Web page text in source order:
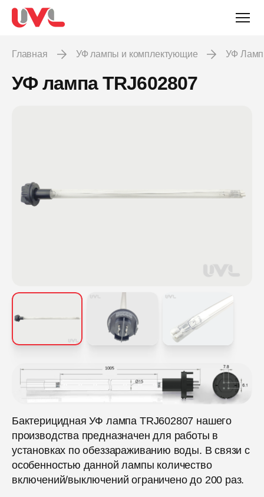
Главная УФ лампы и комплектующие УФ
УФ лампа TRJ602807
Бактерицидная УФ лампа TRJ602807 нашего
производства предназначен для работы в
установках по обеззараживанию воды. В связи с
особенностью данной лампы количество
включений/выключений ограничено до 200 раз.